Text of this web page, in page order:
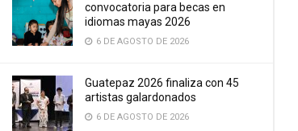
convocatoria para becas en
idiomas mayas 2026
6 DE AGOSTO DE 2026
Guatepaz 2026 finaliza con 45
artistas galardonados
6 DE AGOSTO DE 2026